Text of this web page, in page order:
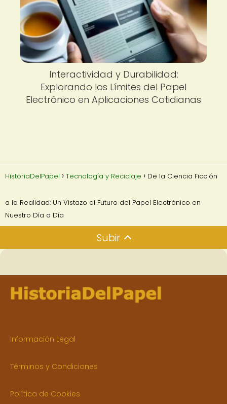
Interactividad y Durabilidad:
Explorando los Límites del Papel
Electrónico en Aplicaciones Cotidianas
HistoriaDelPapel Tecnología y Reciclaje De la Ciencia Ficción
a la Realidad: Un Vistazo al Futuro del Papel Electrónico en
Nuestro Día a Día
Subir
Información Legal
Términos y Condiciones
Política de Cookies